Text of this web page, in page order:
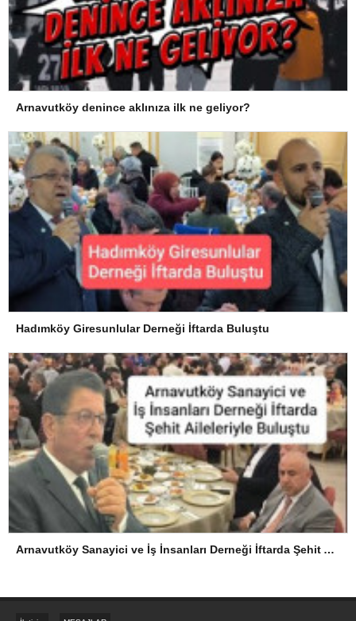
Arnavutköy denince aklınıza ilk ne geliyor?
Hadımköy Giresunlular Derneği İftarda Buluştu
Arnavutköy Sanayici ve İş İnsanları Derneği İftarda Şehit Aileleriyle Buluştu